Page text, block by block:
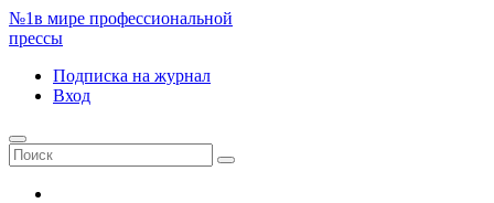
№1в мире профессиональной
прессы
Подписка на журнал
Вход